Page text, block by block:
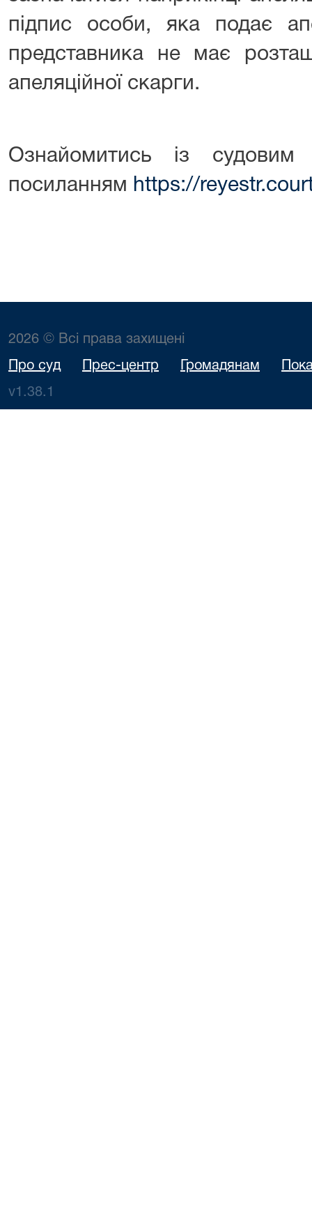
підпис особи, яка подає
представника не має
апеляційної скарги.
Ознайомитись із
посиланням https://
2026 © Всі права захищені
Про суд Прес-центр Громадянам
v1.38.1